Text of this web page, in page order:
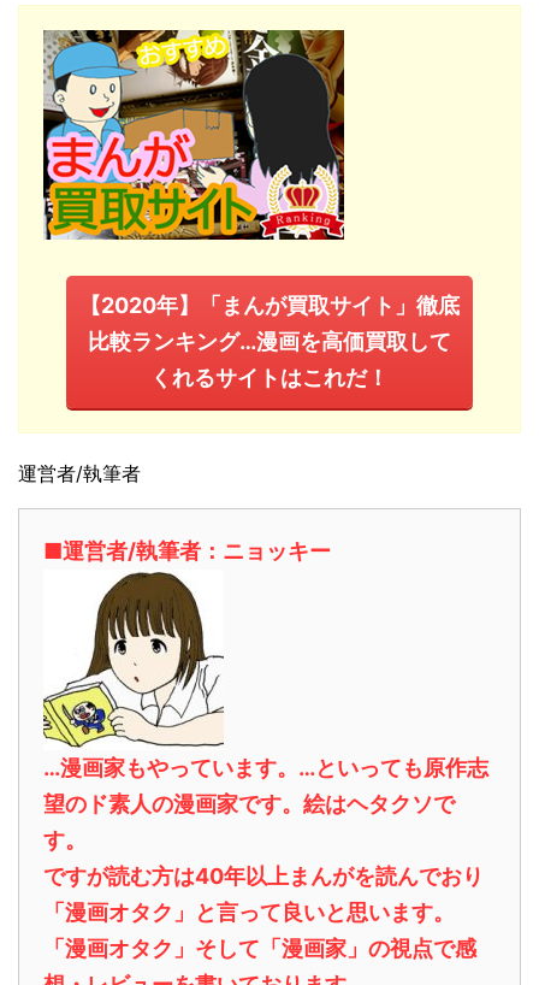
【2020年】「まんが買取サイト」徹底
比較ランキング…漫画を高価買取して
くれるサイトはこれだ！
運営者/執筆者
■運営者/執筆者：ニョッキー
…漫画家もやっています。…といっても原作志
望のド素人の漫画家です。絵はヘタクソで
す。
ですが読む方は40年以上まんがを読んでおり
「漫画オタク」と言って良いと思います。
「漫画オタク」そして「漫画家」の視点で感